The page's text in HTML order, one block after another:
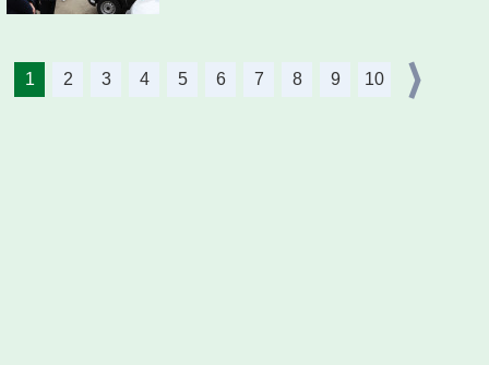
1 2 3 4 5 6 7 8 9 10